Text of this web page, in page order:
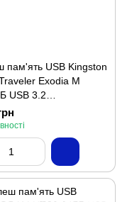
пам'ять USB Kingston
Exodia M
USB 3.2
128GB)